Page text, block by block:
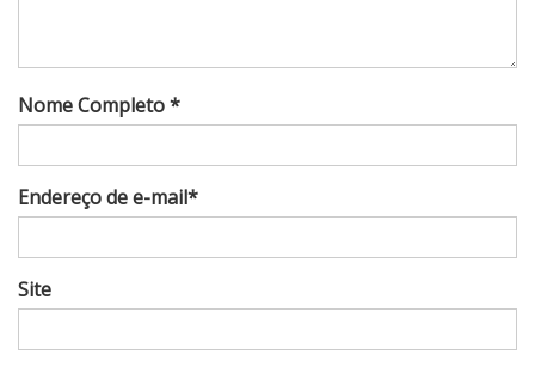
Nome Completo *
Endereço de e-mail*
Site